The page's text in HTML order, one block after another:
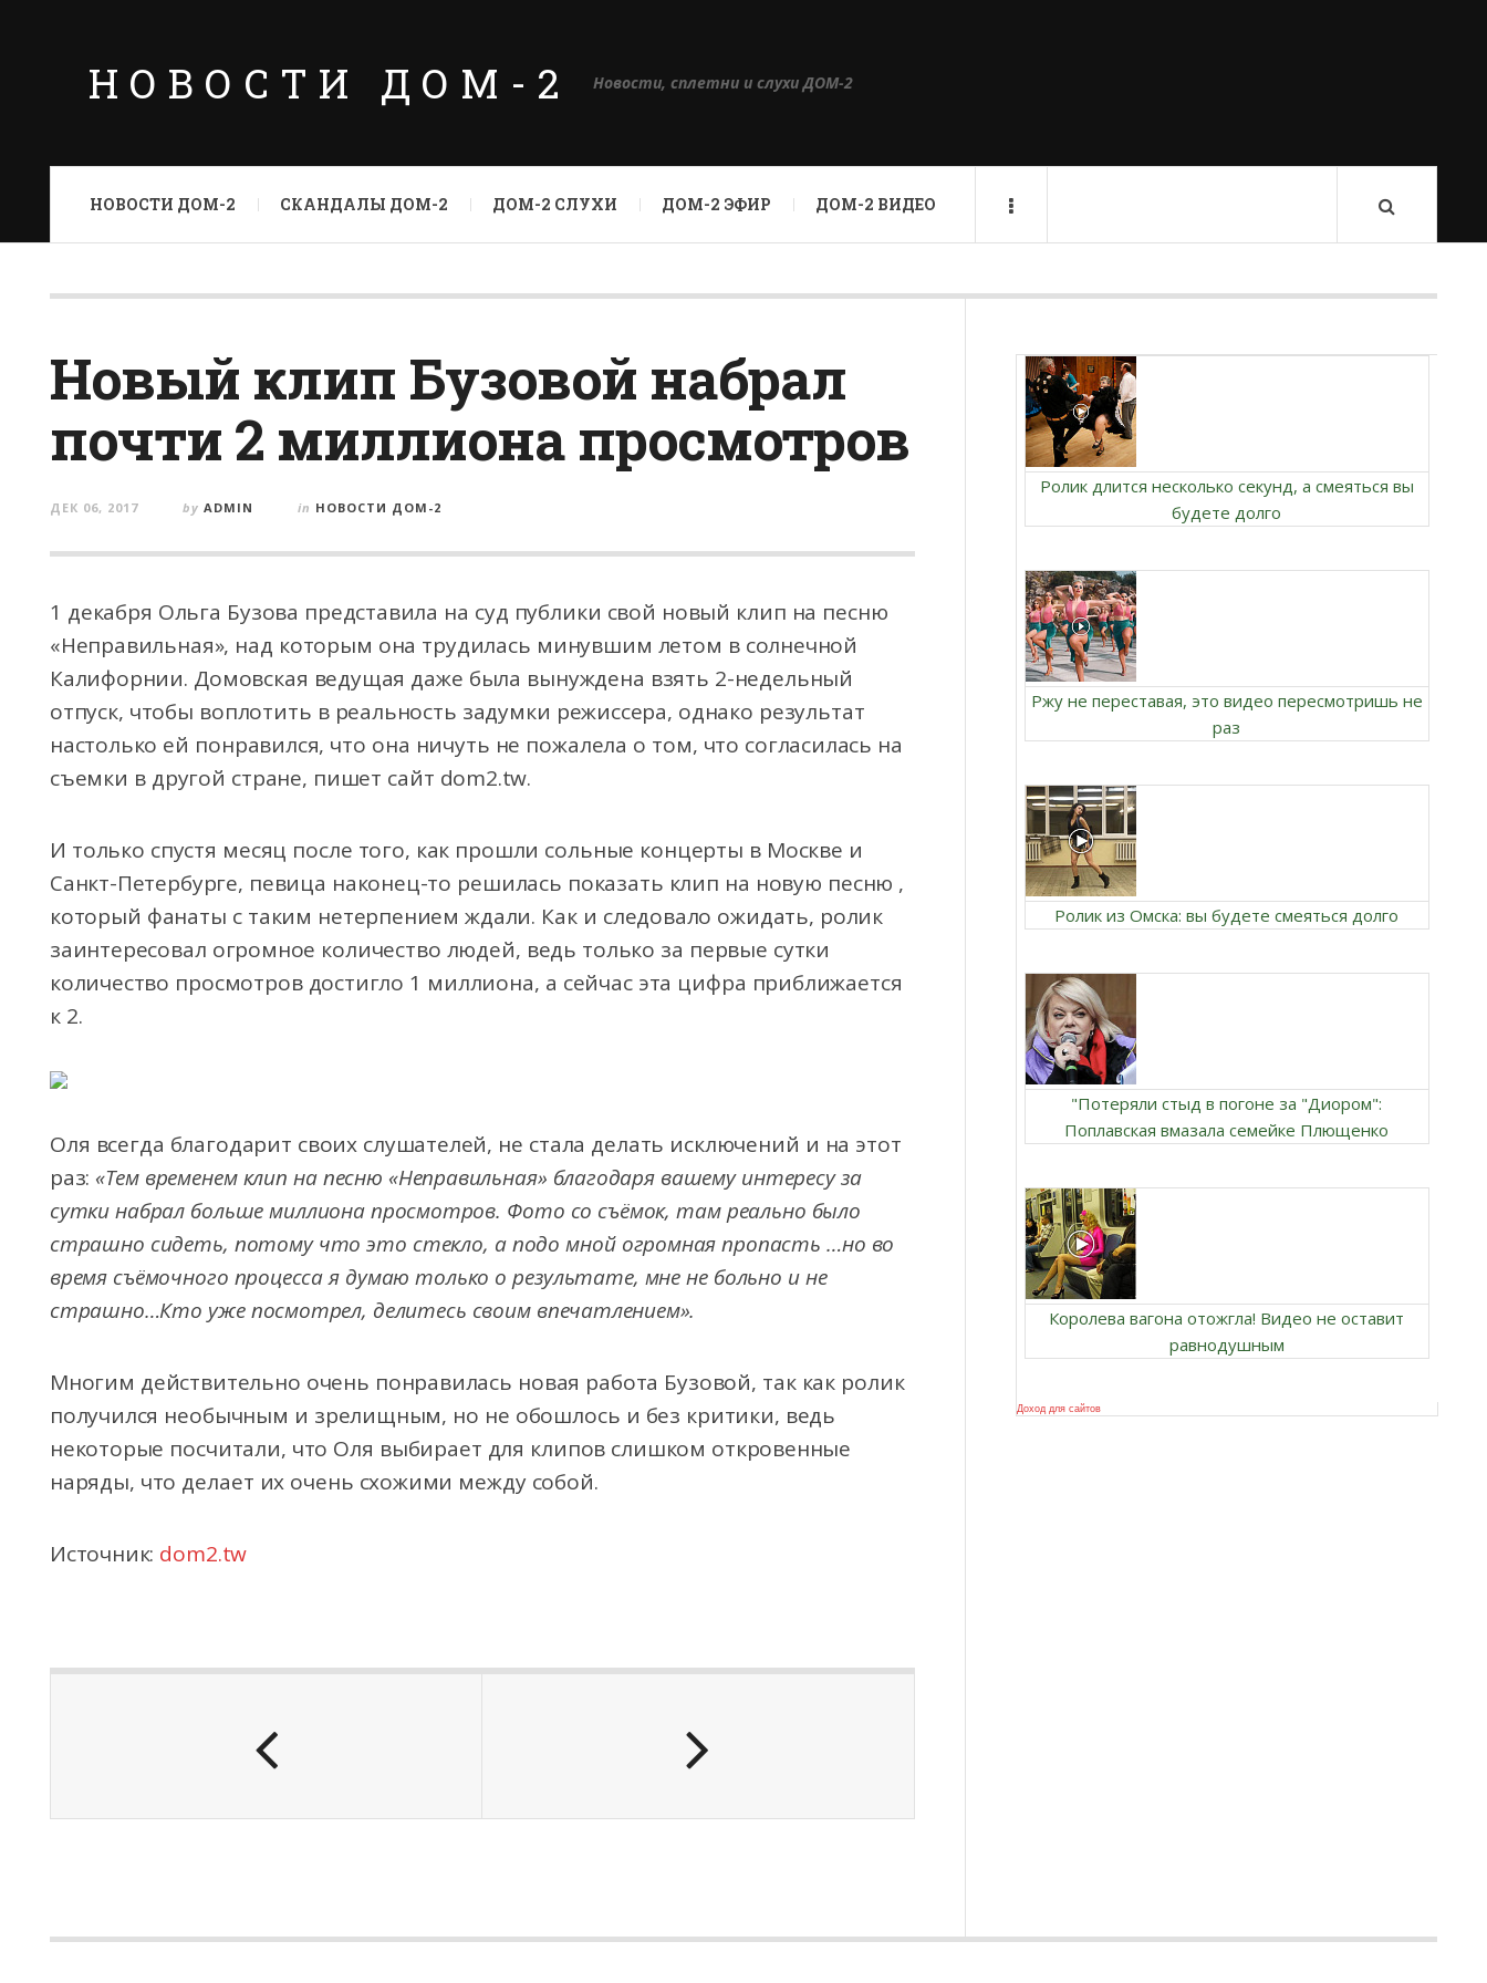
НОВОСТИ ДОМ-2 Новости, сплетни и слухи ДОМ-2
НОВОСТИ ДОМ-2 СКАНДАЛЫ ДОМ-2 ДОМ-2 СЛУХИ ДОМ-2 ЭФИР ДОМ-2 ВИДЕО
Новый клип Бузовой набрал
почти 2 миллиона просмотров
ДЕК 06, 2017 by ADMIN in НОВОСТИ ДОМ-2
1 декабря Ольга Бузова представила на суд публики свой новый клип на песню
«Неправильная», над которым она трудилась минувшим летом в солнечной
Калифорнии. Домовская ведущая даже была вынуждена взять 2-недельный
отпуск, чтобы воплотить в реальность задумки режиссера, однако результат
настолько ей понравился, что она ничуть не пожалела о том, что согласилась на
съемки в другой стране, пишет сайт dom2.tw.
И только спустя месяц после того, как прошли сольные концерты в Москве и
Санкт-Петербурге, певица наконец-то решилась показать клип на новую песню ,
который фанаты с таким нетерпением ждали. Как и следовало ожидать, ролик
заинтересовал огромное количество людей, ведь только за первые сутки
количество просмотров достигло 1 миллиона, а сейчас эта цифра приближается
к 2.
Оля всегда благодарит своих слушателей, не стала делать исключений и на этот
раз: «Тем временем клип на песню «Неправильная» благодаря вашему интересу за
сутки набрал больше миллиона просмотров. Фото со съёмок, там реально было
страшно сидеть, потому что это стекло, а подо мной огромная пропасть …но во
время съёмочного процесса я думаю только о результате, мне не больно и не
страшно…Кто уже посмотрел, делитесь своим впечатлением».
Многим действительно очень понравилась новая работа Бузовой, так как ролик
получился необычным и зрелищным, но не обошлось и без критики, ведь
некоторые посчитали, что Оля выбирает для клипов слишком откровенные
наряды, что делает их очень схожими между собой.
Источник: dom2.tw
Ролик длится несколько секунд, а смеяться вы
будете долго
Ржу не переставая, это видео пересмотришь не
раз
Ролик из Омска: вы будете смеяться долго
"Потеряли стыд в погоне за "Диором":
Поплавская вмазала семейке Плющенко
Королева вагона отожгла! Видео не оставит
равнодушным
Доход для сайтов